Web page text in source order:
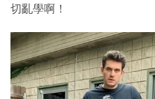
切亂學啊！